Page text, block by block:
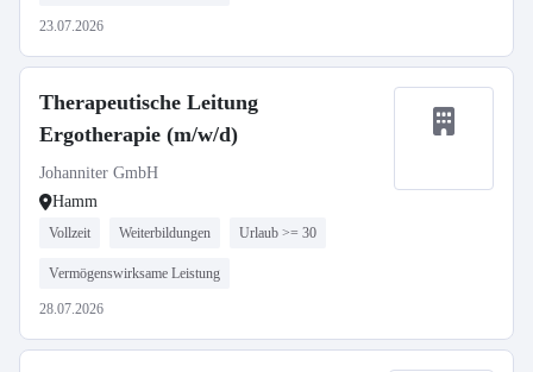
23.07.2026
Therapeutische Leitung
Ergotherapie (m/w/d)
Johanniter GmbH
Hamm
Vollzeit Weiterbildungen Urlaub >= 30
Vermögenswirksame Leistung
28.07.2026